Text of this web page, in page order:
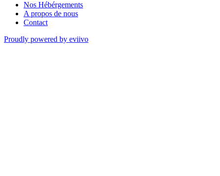
Nos Hébérgements
A propos de nous
Contact
Proudly powered by eviivo